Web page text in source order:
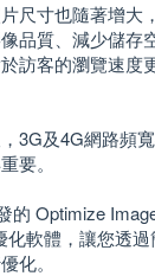
尺寸也隨著增大
品質、減少儲存
訪客的瀏覽速度
3G及4G網路頻
要。
的 Optimize
化軟體，讓您透
化。